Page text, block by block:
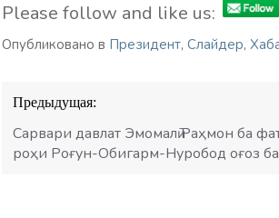
Please follow and like us:
Опубликовано в Президент, Слайдер,
Навигация
по
записям
Предыдущая:
Сарвари давлат Эмомалӣ Раҳмон ба
роҳи Роғун-Обигарм-Нуробод оғоз